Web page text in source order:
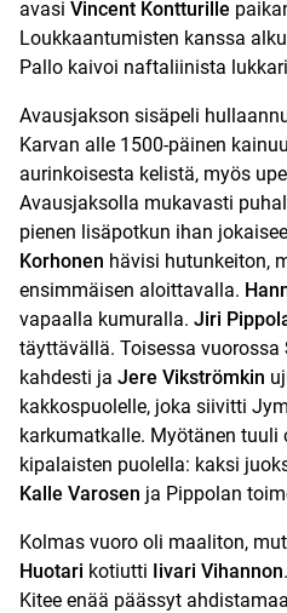
avasi Vincent Kontturille
Loukkaantumisten kanssa
Pallo kaivoi naftaliinista
Avausjakson sisäpeli
Karvan alle 1500-päinen
aurinkoisesta kelistä, myös
Avausjaksolla mukavasti
pienen lisäpotkun ihan
Korhonen hävisi hutunkeiton,
ensimmäisen aloittavalla.
vapaalla kumuralla. Jiri
täyttävällä. Toisessa vuorossa
kahdesti ja Jere Vikströmkin
kakkospuolelle, joka siivitti
karkumatkalle. Myötänen tuuli
kipalaisten puolella: kaksi
Kalle Varosen ja Pippolan
Kolmas vuoro oli maaliton,
Huotari kotiutti Iivari Vihannon
Kitee enää päässyt